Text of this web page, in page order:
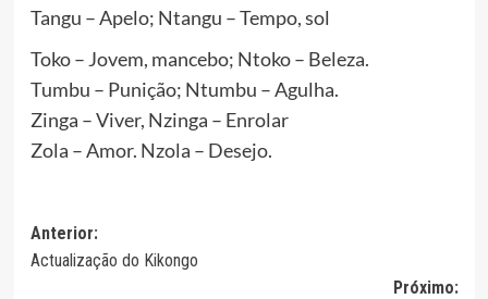
Tangu – Apelo; Ntangu – Tempo, sol
Toko – Jovem, mancebo; Ntoko – Beleza.
Tumbu – Punição; Ntumbu – Agulha.
Zinga – Viver, Nzinga – Enrolar
Zola – Amor. Nzola – Desejo.
Navegação
de
Anterior:
Actualização do Kikongo
Próximo: